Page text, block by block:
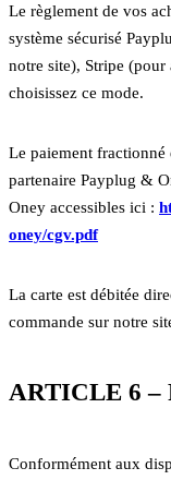
Le règlement de vos
système sécurisé
notre site), Stripe
choisissez ce mode.
Le paiement fractionné
partenaire Payplug &
Oney accessibles ici :
oney/cgv.pdf
La carte est débitée
commande sur notre
ARTICLE 6 –
Conformément aux